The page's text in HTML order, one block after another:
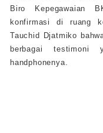
Biro Kepegawaian
konfirmasi di ruang
Tauchid Djatmiko
berbagai testimoni
handphonenya.